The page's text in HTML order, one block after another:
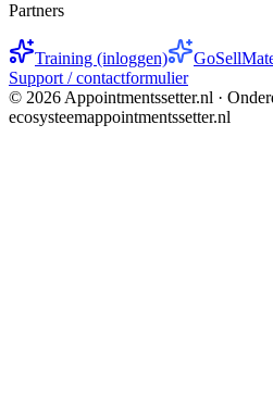
Partners
Training (inloggen)
Support / contactformulier
© 2026 Appointmentssetter.nl ·
ecosysteemappointmentssetter.nl